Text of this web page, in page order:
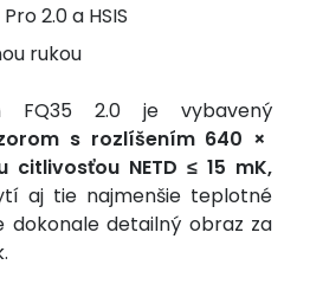
2.0 a HSIS
rukou
FQ35 2.0 je vybavený
s rozlíšením 640 ×
citlivosťou NETD ≤ 15 mK,
aj tie najmenšie teplotné
dokonale detailný obraz za